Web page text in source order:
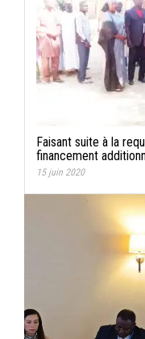
Faisant suite à la
financement
15 juin 2020